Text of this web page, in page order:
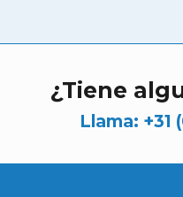
¿Tiene
Llama: +31